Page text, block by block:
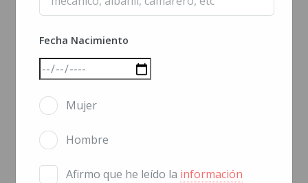
Fecha Nacimiento
Mujer
Hombre
Afirmo que he leído la información